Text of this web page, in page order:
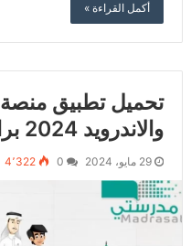
أكمل القراءة »
تحميل تطبيق منصة
والاندرويد 2024 برابط مباشر مجانا
29 مايو، 2024 0 4٬322